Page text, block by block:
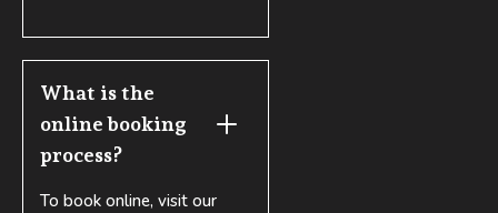
What is the
online booking
process?
To book online, visit our